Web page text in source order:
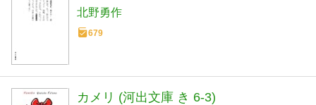
北野勇作
679
カメリ (河出文庫 き 6-3)